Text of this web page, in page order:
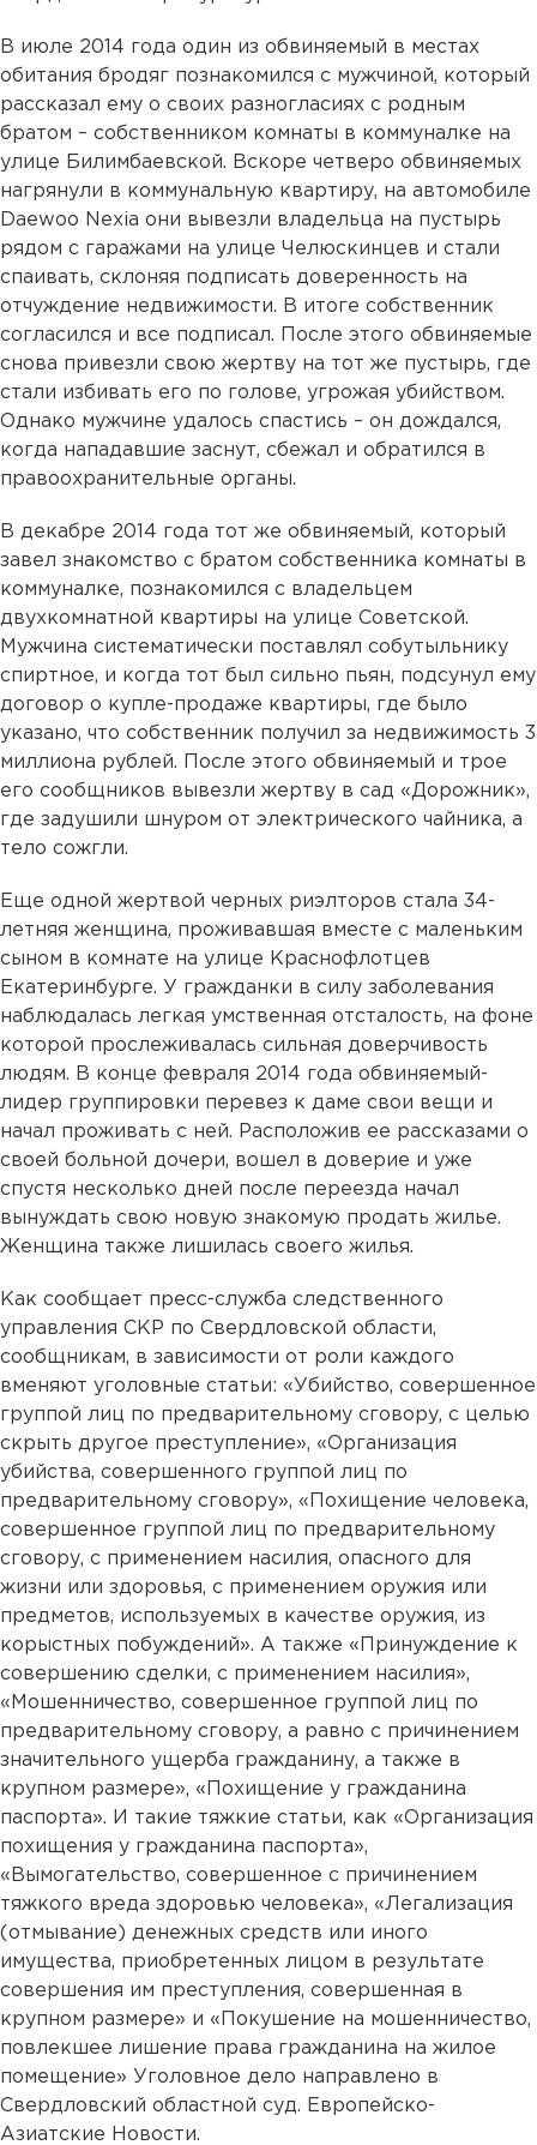
В июле 2014 года один из обвиняемый в местах
обитания бродяг познакомился с мужчиной, который
рассказал ему о своих разногласиях с родным
братом – собственником комнаты в коммуналке на
улице Билимбаевской. Вскоре четверо обвиняемых
нагрянули в коммунальную квартиру, на автомобиле
Daewoo Nexia они вывезли владельца на пустырь
рядом с гаражами на улице Челюскинцев и стали
спаивать, склоняя подписать доверенность на
отчуждение недвижимости. В итоге собственник
согласился и все подписал. После этого обвиняемые
снова привезли свою жертву на тот же пустырь, где
стали избивать его по голове, угрожая убийством.
Однако мужчине удалось спастись – он дождался,
когда нападавшие заснут, сбежал и обратился в
правоохранительные органы.
В декабре 2014 года тот же обвиняемый, который
завел знакомство с братом собственника комнаты в
коммуналке, познакомился с владельцем
двухкомнатной квартиры на улице Советской.
Мужчина систематически поставлял собутыльнику
спиртное, и когда тот был сильно пьян, подсунул ему
договор о купле-продаже квартиры, где было
указано, что собственник получил за недвижимость 3
миллиона рублей. После этого обвиняемый и трое
его сообщников вывезли жертву в сад «Дорожник»,
где задушили шнуром от электрического чайника, а
тело сожгли.
Еще одной жертвой черных риэлторов стала 34-
летняя женщина, проживавшая вместе с маленьким
сыном в комнате на улице Краснофлотцев
Екатеринбурге. У гражданки в силу заболевания
наблюдалась легкая умственная отсталость, на фоне
которой прослеживалась сильная доверчивость
людям. В конце февраля 2014 года обвиняемый-
лидер группировки перевез к даме свои вещи и
начал проживать с ней. Расположив ее рассказами о
своей больной дочери, вошел в доверие и уже
спустя несколько дней после переезда начал
вынуждать свою новую знакомую продать жилье.
Женщина также лишилась своего жилья.
Как сообщает пресс-служба следственного
управления СКР по Свердловской области,
сообщникам, в зависимости от роли каждого
вменяют уголовные статьи: «Убийство, совершенное
группой лиц по предварительному сговору, с целью
скрыть другое преступление», «Организация
убийства, совершенного группой лиц по
предварительному сговору», «Похищение человека,
совершенное группой лиц по предварительному
сговору, с применением насилия, опасного для
жизни или здоровья, с применением оружия или
предметов, используемых в качестве оружия, из
корыстных побуждений». А также «Принуждение к
совершению сделки, с применением насилия»,
«Мошенничество, совершенное группой лиц по
предварительному сговору, а равно с причинением
значительного ущерба гражданину, а также в
крупном размере», «Похищение у гражданина
паспорта». И такие тяжкие статьи, как «Организация
похищения у гражданина паспорта»,
«Вымогательство, совершенное с причинением
тяжкого вреда здоровью человека», «Легализация
(отмывание) денежных средств или иного
имущества, приобретенных лицом в результате
совершения им преступления, совершенная в
крупном размере» и «Покушение на мошенничество,
повлекшее лишение права гражданина на жилое
помещение» Уголовное дело направлено в
Свердловский областной суд. Европейско-
Азиатские Новости.